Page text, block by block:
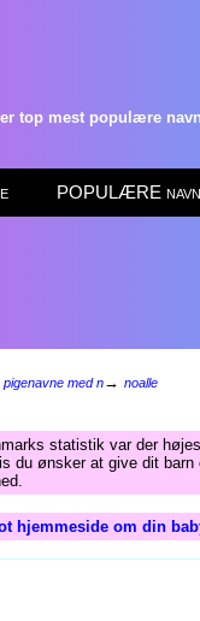
top mest populære
POPULÆRE
pigenavne med n→ noalle
statistik var der
du ønsker at give dit
hjemmeside om din